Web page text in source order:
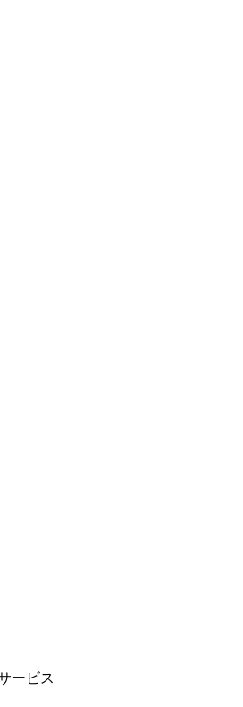
ービス